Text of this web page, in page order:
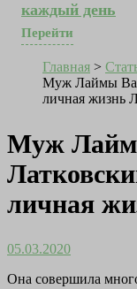
каждый день
Перейти
Главная >
Муж Лаймы
личная жизнь
Муж
личная
05.03.2020
Она совершила